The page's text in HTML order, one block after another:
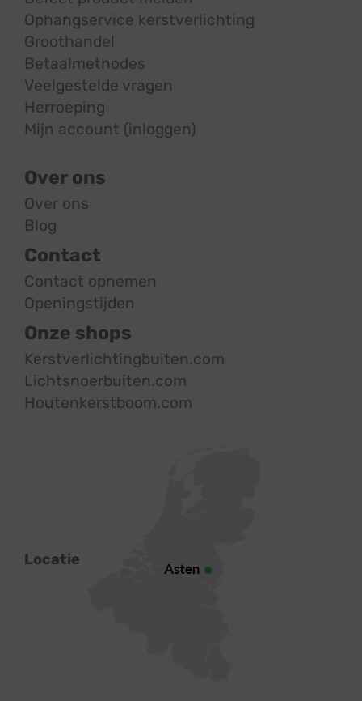
Ophangservice kerstverlichting
Groothandel
Betaalmethodes
Veelgestelde vragen
Herroeping
Mijn account (inloggen)
Over ons
Over ons
Blog
Contact
Contact opnemen
Openingstijden
Onze shops
Kerstverlichtingbuiten.com
Lichtsnoerbuiten.com
Houtenkerstboom.com
Locatie